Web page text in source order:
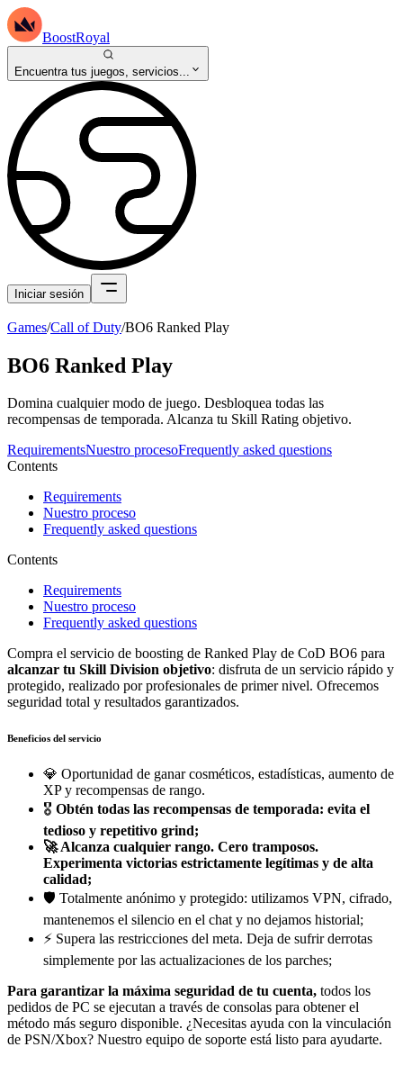
BoostRoyal
Encuentra tus juegos, servicios...
Iniciar sesión
Games/Call of Duty/BO6 Ranked Play
BO6 Ranked Play
Domina cualquier modo de juego. Desbloquea todas las
recompensas de temporada. Alcanza tu Skill Rating objetivo.
RequirementsNuestro procesoFrequently asked questions
Contents
Requirements
Nuestro proceso
Frequently asked questions
Contents
Requirements
Nuestro proceso
Frequently asked questions
Compra el servicio de boosting de Ranked Play de CoD BO6 para
alcanzar tu Skill Division objetivo: disfruta de un servicio rápido y
protegido, realizado por profesionales de primer nivel. Ofrecemos
seguridad total y resultados garantizados.
Beneficios del servicio
💎 Oportunidad de ganar cosméticos, estadísticas, aumento de
XP y recompensas de rango.
🎖️ Obtén todas las recompensas de temporada: evita el
tedioso y repetitivo grind;
🚀 Alcanza cualquier rango. Cero tramposos.
Experimenta victorias estrictamente legítimas y de alta
calidad;
🛡️ Totalmente anónimo y protegido: utilizamos VPN, cifrado,
mantenemos el silencio en el chat y no dejamos historial;
⚡ Supera las restricciones del meta. Deja de sufrir derrotas
simplemente por las actualizaciones de los parches;
Para garantizar la máxima seguridad de tu cuenta, todos los
pedidos de PC se ejecutan a través de consolas para obtener el
método más seguro disponible. ¿Necesitas ayuda con la vinculación
de PSN/Xbox? Nuestro equipo de soporte está listo para ayudarte.